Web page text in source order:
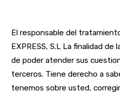
El responsable del
EXPRESS, S.L La finalidad
de poder atender sus
terceros. Tiene derecho a
tenemos sobre usted,